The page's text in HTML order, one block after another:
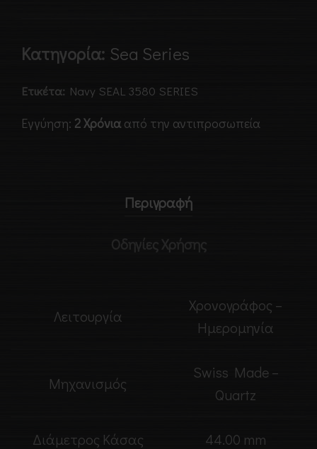
Κατηγορία: Sea Series
Ετικέτα: Navy SEAL 3580 SERIES
Εγγύηση: 2 Χρόνια από την αντιπροσωπεία
Περιγραφή
Οδηγίες Χρήσης
Λειτουργία
Χρονογράφος –
Ημερομηνία
Μηχανισμός
Swiss Made –
Quartz
Διάμετρος Κάσας 44.00 mm